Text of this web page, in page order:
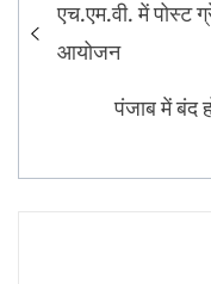
navigation
एच.एम.वी. में पोस्ट
आयोजन
पंजाब में बंद